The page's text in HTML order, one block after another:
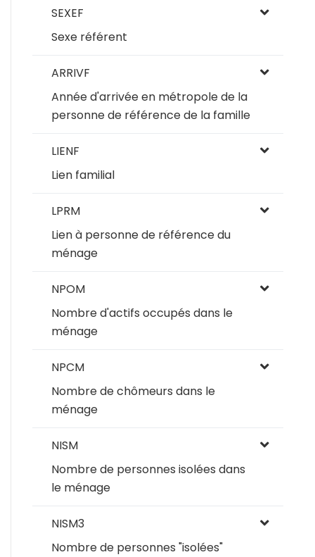
SEXEF
Sexe référent
ARRIVF
Année d'arrivée en métropole de la
personne de référence de la famille
LIENF
Lien familial
LPRM
Lien à personne de référence du
ménage
NPOM
Nombre d'actifs occupés dans le
ménage
NPCM
Nombre de chômeurs dans le
ménage
NISM
Nombre de personnes isolées dans
le ménage
NISM3
Nombre de personnes "isolées"